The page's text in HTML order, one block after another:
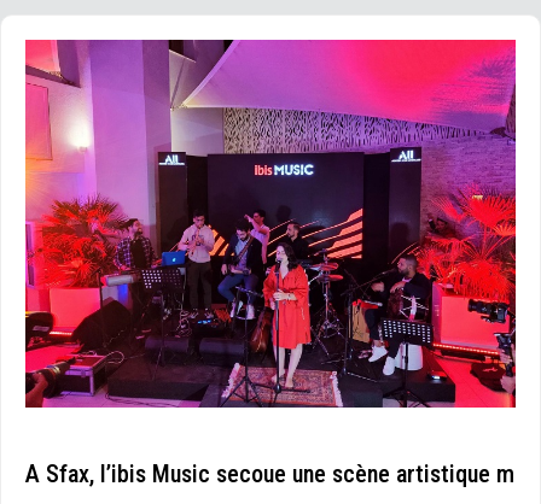
A Sfax, l’ibis Music secoue une scène artistique m